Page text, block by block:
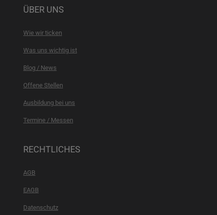
ÜBER UNS
Wie wir ticken
Was uns wichtig ist
Blog / News
Offene Stellen
Ausbildung bei uns
Termine / Messen
RECHTLICHES
AGB
EAGB
Datenschutz